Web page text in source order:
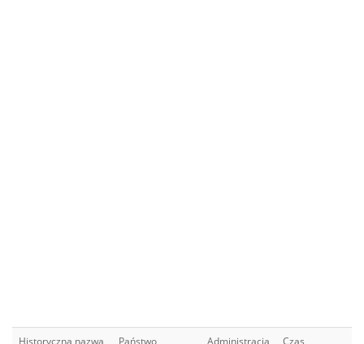
Historyczna nazwa
Państwo Administracja Czas